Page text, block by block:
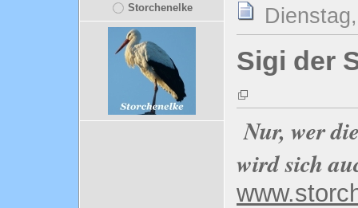
Storchenelke
Sigi der
Nur, wer
wird sich